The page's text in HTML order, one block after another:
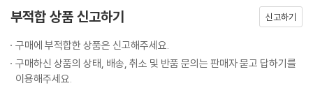
국인 학습자들이 한국에서 생활하면서 경험하게 되는 생활 전반의 모습과
세계에 알리는 문화 교재의 역할을 하도록 하였다.
부적합 상품 신고하기 신고하기
구매에 부적합한 상품은 신고해주세요.
구매하신 상품의 상태, 배송, 취소 및 반품 문의는 판매자 묻고 답하기를
이용해주세요.